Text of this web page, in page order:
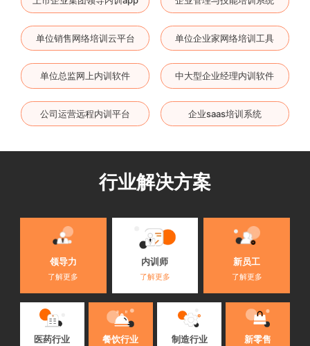
单位销售网络培训云平台 单位企业家网络培训工具
单位总监网上内训软件 中大型企业经理内训软件
公司运营远程内训平台 企业saas培训系统
行业解决方案
领导力
了解更多
内训师
了解更多
新员工
了解更多
医药行业 餐饮行业 制造行业 新零售